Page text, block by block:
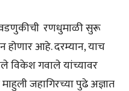
‎रणधुमाळी सुरू
होणार आहे.‎ दरम्यान, याच
विकेश गवाले‎ यांच्यावर
माहुली जहागिरच्या पुढे‎ अज्ञात